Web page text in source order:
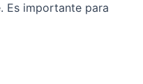
Es importante para